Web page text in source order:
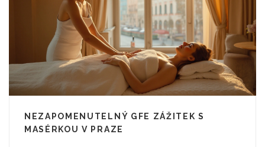
NEZAPOMENUTELNÝ GFE ZÁŽITEK S
MASÉRKOU V PRAZE